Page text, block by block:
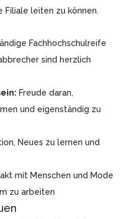
leiten zu können.
Fachhochschulreife
sind herzlich
Freude daran,
und eigenständig zu
Neues zu lernen und
mit Menschen und Mode
zu arbeiten